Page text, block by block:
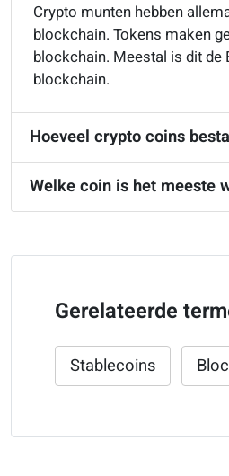
Crypto munten hebben
blockchain. Tokens maken
blockchain. Meestal is dit de
blockchain.
Hoeveel crypto coins
Welke coin is het meeste
Gerelateerde
Stablecoins